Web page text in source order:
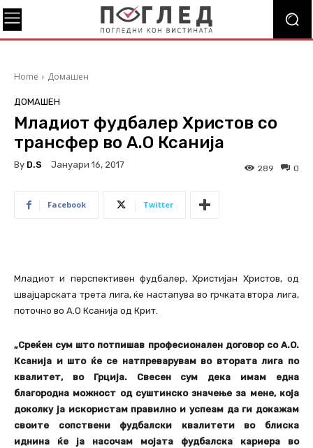
Home Домашен
ДОМАШЕН
Младиот фудбалер Христов со
трансфер во А.О Ксанија
By D.S Јануари 16, 2017 0
289
Facebook Twitter
Младиот и перспективен фудбалер, Христијан Христов, од
швајцарската трета лига, ќе настапува во грчката втора лига,
поточно во А.О Ксанија од Крит.
„Среќен сум што потпишав професионален договор со А.О.
Ксанија и што ќе се натпреварувам во втората лига по
квалитет, во Грција. Свесен сум дека имам една
благородна можност од суштинско значење за мене, која
доколку ја искористам правилно и успеам да ги докажам
своите сопствени фудбалски квалитети во блиска
иднина ќе ја насочам мојата фудбалска кариера во